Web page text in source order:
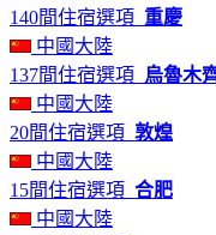
140間住宿選項 重慶
中國大陸
137間住宿選項
烏魯木
中國大陸
20間住宿選項 敦煌
中國大陸
15間住宿選項 合肥
中國大陸